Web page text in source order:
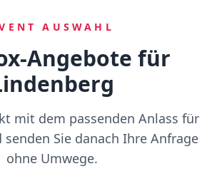
AUSWAHL
Angebote für
mit dem passenden Anlass für
Sie danach Ihre Anfrage
ohne Umwege.